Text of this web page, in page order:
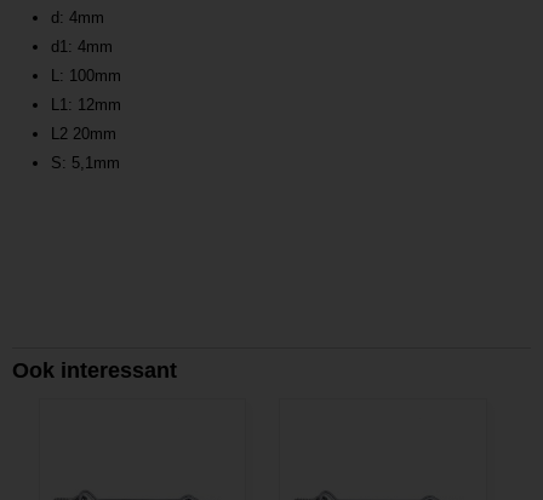
d: 4mm
d1: 4mm
L: 100mm
L1: 12mm
L2 20mm
S: 5,1mm
Ook interessant